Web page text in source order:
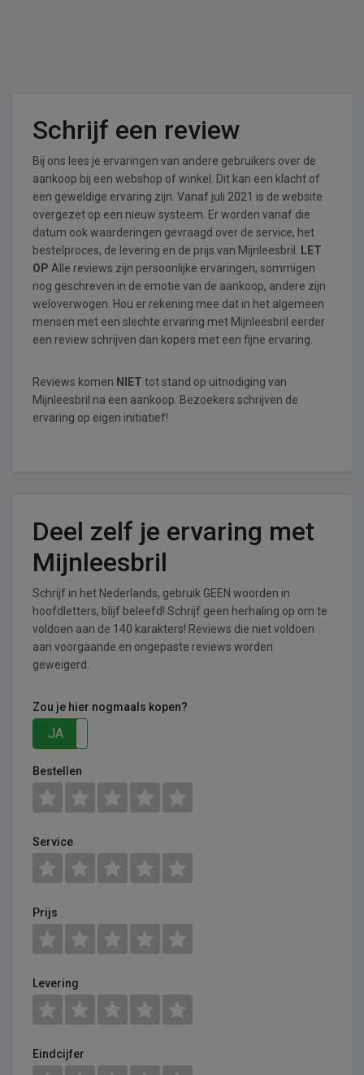
Schrijf een review
Bij ons lees je ervaringen van andere gebruikers over de
aankoop bij een webshop of winkel. Dit kan een klacht of
een geweldige ervaring zijn. Vanaf juli 2021 is de website
overgezet op een nieuw systeem. Er worden vanaf die
datum ook waarderingen gevraagd over de service, het
bestelproces, de levering en de prijs van Mijnleesbril.
LET
OP Alle reviews zijn persoonlijke ervaringen, sommigen
nog geschreven in de emotie van de aankoop, andere zijn
weloverwogen. Hou er rekening mee dat in het algemeen
mensen met een slechte ervaring met Mijnleesbril eerder
een review schrijven dan kopers met een fijne ervaring.
Reviews komen NIET tot stand op uitnodiging van
Mijnleesbril na een aankoop. Bezoekers schrijven de
ervaring op eigen initiatief!
Deel zelf je ervaring met
Mijnleesbril
Schrijf in het Nederlands, gebruik GEEN woorden in
hoofdletters, blijf beleefd! Schrijf geen herhaling op om te
voldoen aan de 140 karakters! Reviews die niet voldoen
aan voorgaande en ongepaste reviews worden
geweigerd.
Zou je hier nogmaals kopen?
JA
Bestellen
Service
Prijs
Levering
Eindcijfer